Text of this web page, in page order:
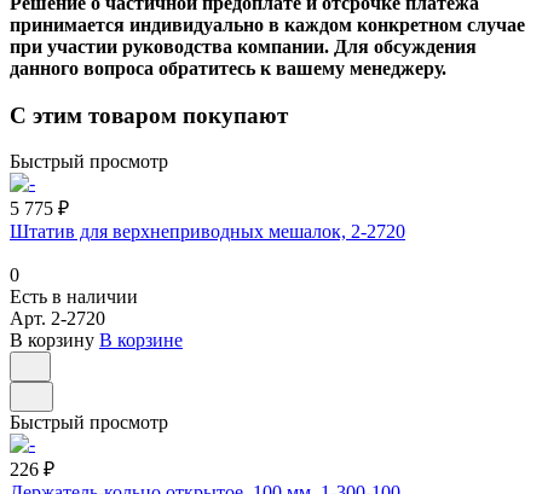
принимается индивидуально в каждом конкретном случае
при участии руководства компании. Для обсуждения
данного вопроса обратитесь к вашему менеджеру.
С этим товаром покупают
Быстрый просмотр
5 775 ₽
Штатив для верхнеприводных мешалок, 2-2720
0
Есть в наличии
Арт. 2-2720
В корзину В корзине
Быстрый просмотр
226 ₽